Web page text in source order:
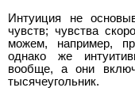
Интуиция не
чувств; чувства
можем, например,
однако же
вообще, а они
тысячеугольник.